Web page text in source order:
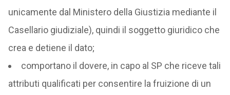
unicamente dal Ministero della Giustizia mediante il
Casellario giudiziale), quindi il soggetto giuridico che
crea e detiene il dato;
comportano il dovere, in capo al SP che riceve tali
attributi qualificati per consentire la fruizione di un